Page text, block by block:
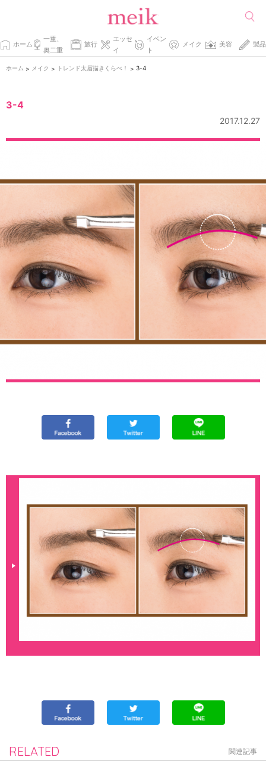
ホーム
一重、
奥二重
旅行
エッセ
イ
イベン
ト
メイク 美容 製品
ホーム > メイク > トレンド太眉描きくらべ！ > 3-4
3-4
2017.12.27
RELATED 関連記事